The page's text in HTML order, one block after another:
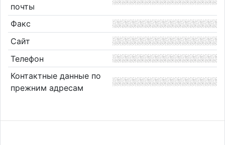
почты
Факс
Сайт
Телефон
Контактные данные по
прежним адресам